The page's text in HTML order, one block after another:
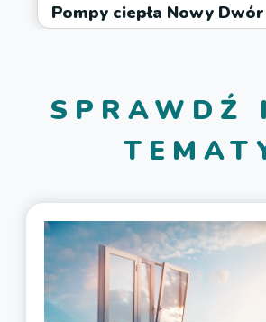
Pompy ciepła Nowy
SPRAWDŹ